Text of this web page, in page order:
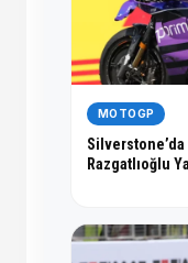
MOTOGP
Razgatlıoğlu